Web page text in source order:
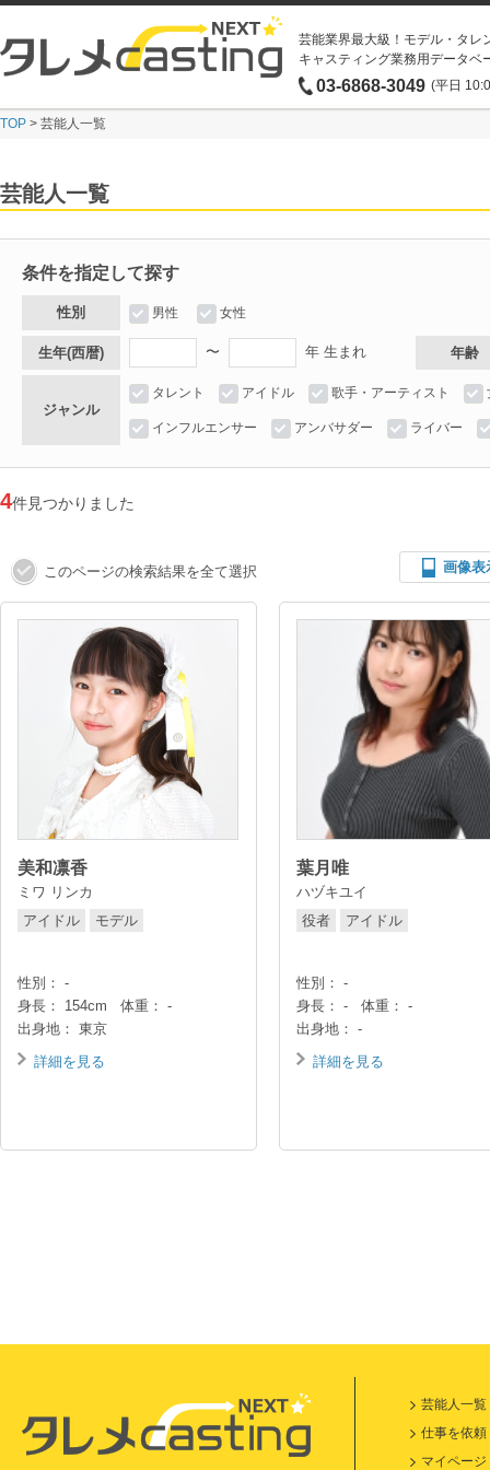
芸能業界最大級！モデル・タレ
キャスティング業務用データベ
03-6868-3049 (平日
TOP > 芸能人一覧
芸能人一覧
条件を指定して探す
性別 男性 女性
生年(西暦) 〜 年 生まれ 年齢
ジャンル
タレント アイドル 歌手・アーティスト
インフルエンサー アンバサダー ライバー
4件見つかりました
このページの検索結果を全て選択 画像表
美和凛香
ミワ リンカ
アイドル
モデル
性別： -
身長： 154cm 体重： -
出身地： 東京
詳細を見る
葉月唯
ハヅキユイ
役者
アイドル
性別： -
身長： - 体重： -
出身地： -
詳細を見る
芸能人一覧
仕事を依頼
マイページ